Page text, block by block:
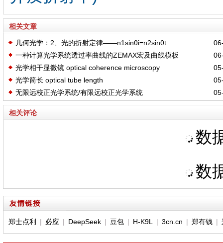
相关文章
几何光学：2、光的折射定律——n1sinθi=n2sinθt
一种计算光学系统透过率曲线的ZEMAX宏及曲线模板
光学相干显微镜 optical coherence microscopy
光学筒长 optical tube length
无限远校正光学系统/有限远校正光学系统
相关评论
数
数
郑士点利 | 必应 | DeepSeek| 豆包| H-K9L | 3cn.cn | 郑有钱|